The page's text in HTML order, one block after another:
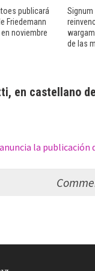
publicará
Friedemann
en noviembre
Signum
de las
en castellano
la